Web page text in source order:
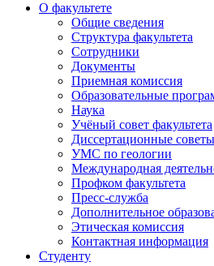
О факультете
Общие сведения
Структура факультета
Сотрудники
Документы
Приемная комиссия
Образовательные
Наука
Учёный совет факультета
Диссертационные советы
УМС по геологии
Международная
Профком факультета
Пресс-служба
Дополнительное
Этическая комиссия
Контактная информация
Студенту